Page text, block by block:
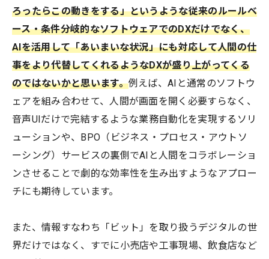
ろったらこの動きをする」というような従来のルールベ
ース・条件分岐的なソフトウェアでのDXだけでなく、
AIを活用して「あいまいな状況」にも対応して人間の仕
事をより代替してくれるようなDXが盛り上がってくる
のではないかと思います。例えば、AIと通常のソフトウ
ェアを組み合わせて、人間が画面を開く必要すらなく、
音声UIだけで完結するような業務自動化を実現するソリ
ューションや、BPO（ビジネス・プロセス・アウトソ
ーシング）サービスの裏側でAIと人間をコラボレーショ
ンさせることで劇的な効率性を生み出すようなアプロー
チにも期待しています。
また、情報すなわち「ビット」を取り扱うデジタルの世
界だけではなく、すでに小売店や工事現場、飲食店など